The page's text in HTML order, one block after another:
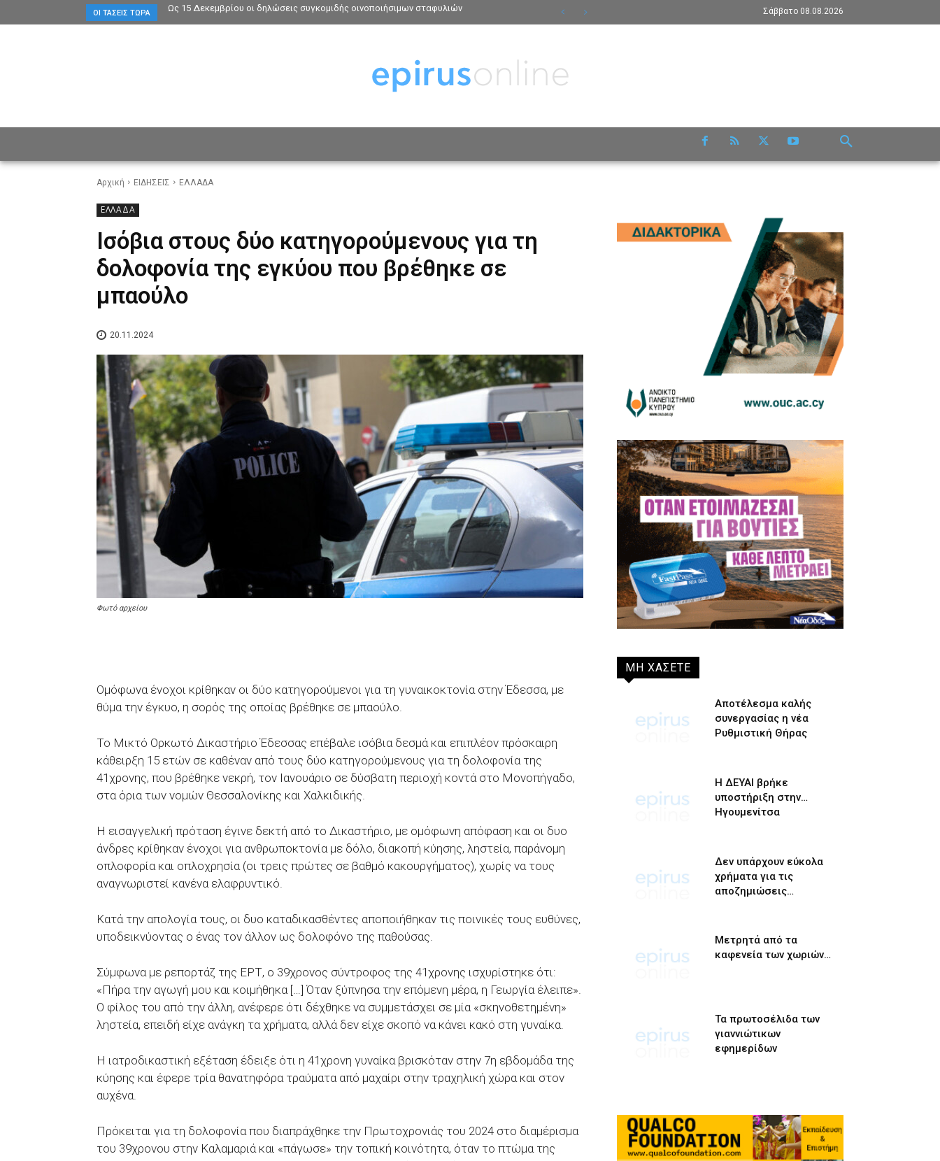
ΟΙ ΤΆΣΕΙΣ ΤΏΡΑ Ως 15 Δεκεμβρίου οι δηλώσεις συγκομιδής οινοποιήσιμων σταφυλιών Σάββατο 08.08.2026
Αρχική ΕΙΔΗΣΕΙΣ ΕΛΛΑΔΑ
ΕΛΛΑΔΑ
Ισόβια στους δύο κατηγορούμενους για τη
δολοφονία της εγκύου που βρέθηκε σε
μπαούλο
20.11.2024
Φωτό αρχείου
Ομόφωνα ένοχοι κρίθηκαν οι δύο κατηγορούμενοι για τη γυναικοκτονία στην Έδεσσα, με
θύμα την έγκυο, η σορός της οποίας βρέθηκε σε μπαούλο.
Το Μικτό Ορκωτό Δικαστήριο Έδεσσας επέβαλε ισόβια δεσμά και επιπλέον πρόσκαιρη
κάθειρξη 15 ετών σε καθέναν από τους δύο κατηγορούμενους για τη δολοφονία της
41χρονης, που βρέθηκε νεκρή, τον Ιανουάριο σε δύσβατη περιοχή κοντά στο Μονοπήγαδο,
στα όρια των νομών Θεσσαλονίκης και Χαλκιδικής.
Η εισαγγελική πρόταση έγινε δεκτή από το Δικαστήριο, με ομόφωνη απόφαση και οι δυο
άνδρες κρίθηκαν ένοχοι για ανθρωποκτονία με δόλο, διακοπή κύησης, ληστεία, παράνομη
οπλοφορία και οπλοχρησία (οι τρεις πρώτες σε βαθμό κακουργήματος), χωρίς να τους
αναγνωριστεί κανένα ελαφρυντικό.
Κατά την απολογία τους, οι δυο καταδικασθέντες αποποιήθηκαν τις ποινικές τους ευθύνες,
υποδεικνύοντας ο ένας τον άλλον ως δολοφόνο της παθούσας.
Σύμφωνα με ρεπορτάζ της ΕΡΤ, ο 39χρονος σύντροφος της 41χρονης ισχυρίστηκε ότι:
«Πήρα την αγωγή μου και κοιμήθηκα […] Όταν ξύπνησα την επόμενη μέρα, η Γεωργία έλειπε».
Ο φίλος του από την άλλη, ανέφερε ότι δέχθηκε να συμμετάσχει σε μία «σκηνοθετημένη»
ληστεία, επειδή είχε ανάγκη τα χρήματα, αλλά δεν είχε σκοπό να κάνει κακό στη γυναίκα.
Η ιατροδικαστική εξέταση έδειξε ότι η 41χρονη γυναίκα βρισκόταν στην 7η εβδομάδα της
κύησης και έφερε τρία θανατηφόρα τραύματα από μαχαίρι στην τραχηλική χώρα και στον
αυχένα.
Πρόκειται για τη δολοφονία που διαπράχθηκε την Πρωτοχρονιάς του 2024 στο διαμέρισμα
του 39χρονου στην Καλαμαριά και «πάγωσε» την τοπική κοινότητα, όταν το πτώμα της
ΜΗ ΧΑΣΕΤΕ
Αποτέλεσμα καλής
συνεργασίας η νέα
Ρυθμιστική Θήρας
Η ΔΕΥΑΙ βρήκε
υποστήριξη στην…
Ηγουμενίτσα
Δεν υπάρχουν εύκολα
χρήματα για τις
αποζημιώσεις…
Μετρητά από τα
καφενεία των χωριών…
Τα πρωτοσέλιδα των
γιαννιώτικων
εφημερίδων